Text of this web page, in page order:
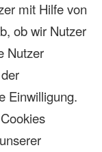
mit Hilfe von
ob wir Nutzer
Nutzer
Einwilligung.